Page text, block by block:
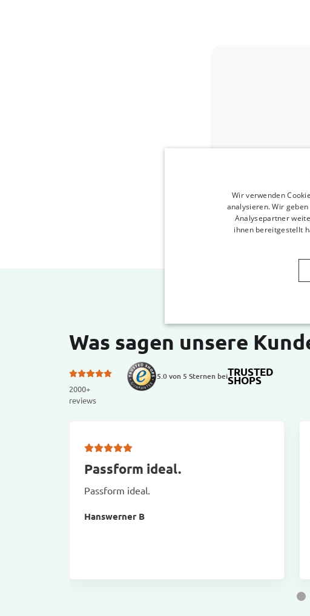
Was sagen unsere
2000+
reviews
5.0 von 5 Sternen beiTRUSTED
SHOPS
Passform ideal.
Passform ideal.
Hanswerner B
Wir verwenden
analysieren. Wir
Analysepartner
ihnen bereitgestellt